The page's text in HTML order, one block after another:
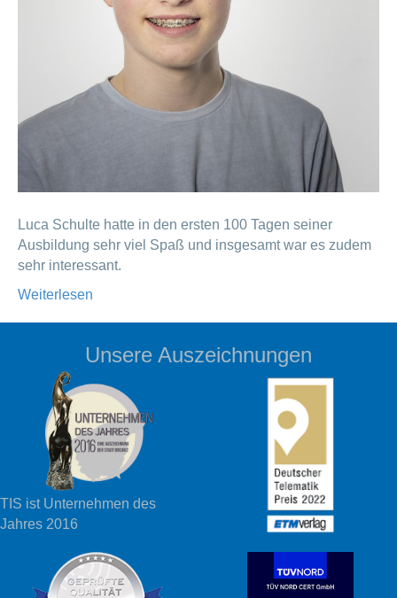
Luca Schulte hatte in den ersten 100 Tagen seiner
Ausbildung sehr viel Spaß und insgesamt war es zudem
sehr interessant.
Weiterlesen
Unsere Auszeichnungen
TIS ist Unternehmen des
Jahres 2016